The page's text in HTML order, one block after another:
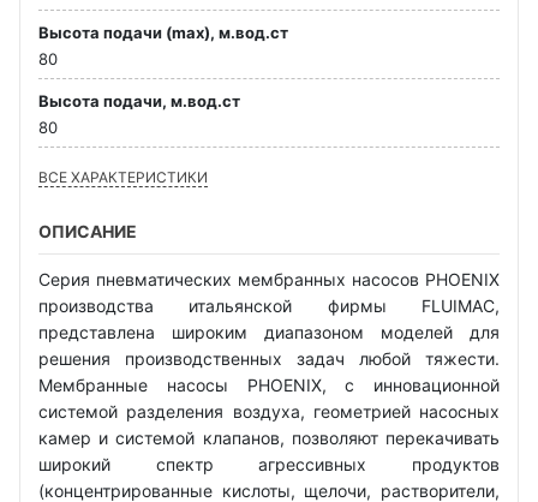
Высота подачи (max), м.вод.ст
80
Высота подачи, м.вод.ст
80
ВСЕ ХАРАКТЕРИСТИКИ
ОПИСАНИЕ
Серия пневматических мембранных насосов PHOENIX
производства итальянской фирмы FLUIMAC,
представлена широким диапазоном моделей для
решения производственных задач любой тяжести.
Мембранные насосы PHOENIX, с инновационной
системой разделения воздуха, геометрией насосных
камер и системой клапанов, позволяют перекачивать
широкий спектр агрессивных продуктов
(концентрированные кислоты, щелочи, растворители,